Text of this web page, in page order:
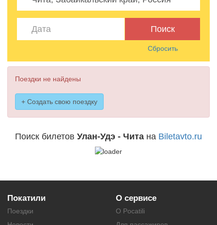
Поиск
Сбросить
Поездки не найдены
+ Создать свою поездку
Поиск билетов Улан-Удэ - Чита на Biletavto.ru
Покатили
Поездки
О сервисе
О Pocatili